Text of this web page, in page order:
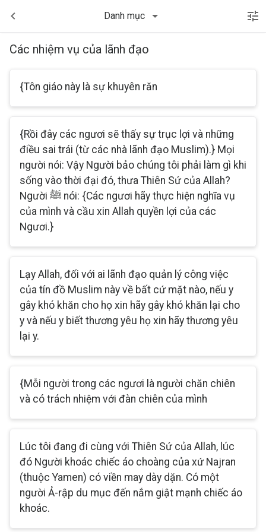
Danh mục
Các nhiệm vụ của lãnh đạo
{Tôn giáo này là sự khuyên răn
{Rồi đây các ngươi sẽ thấy sự trục lợi và những
điều sai trái (từ các nhà lãnh đạo Muslim).} Mọi
người nói: Vậy Người bảo chúng tôi phải làm gì khi
sống vào thời đại đó, thưa Thiên Sứ của Allah?
Người ﷺ nói: {Các ngươi hãy thực hiện nghĩa vụ
của mình và cầu xin Allah quyền lợi của các
Ngươi.}
Lạy Allah, đối với ai lãnh đạo quản lý công việc
của tín đồ Muslim này về bất cứ mặt nào, nếu y
gây khó khăn cho họ xin hãy gây khó khăn lại cho
y và nếu y biết thương yêu họ xin hãy thương yêu
lại y.
{Mỗi người trong các ngươi là người chăn chiên
và có trách nhiệm với đàn chiên của mình
Lúc tôi đang đi cùng với Thiên Sứ của Allah, lúc
đó Người khoác chiếc áo choàng của xứ Najran
(thuộc Yamen) có viền may dày dặn. Có một
người Ả-rập du mục đến nắm giật mạnh chiếc áo
khoác.